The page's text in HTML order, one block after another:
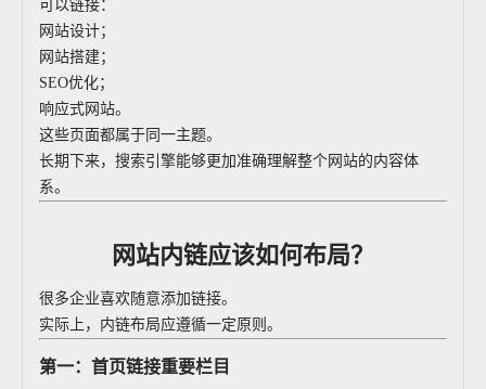
可以链接：
网站设计；
网站搭建；
SEO优化；
响应式网站。
这些页面都属于同一主题。
长期下来，搜索引擎能够更加准确理解整个网站的内容体
系。
网站内链应该如何布局？
很多企业喜欢随意添加链接。
实际上，内链布局应遵循一定原则。
第一：首页链接重要栏目